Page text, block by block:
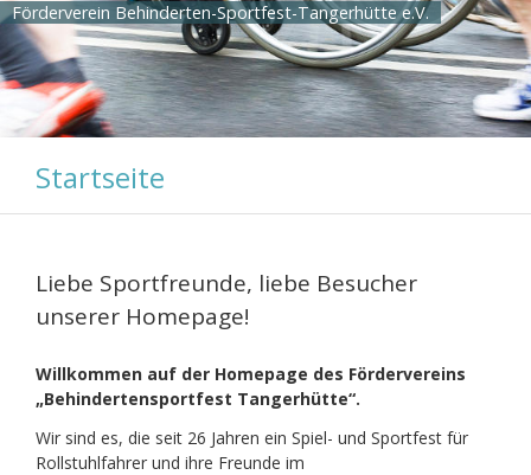
Förderverein Behinderten-Sportfest-Tangerhütte e.V.
Startseite
Liebe Sportfreunde, liebe Besucher
unserer Homepage!
Willkommen auf der Homepage des Fördervereins
„Behindertensportfest Tangerhütte“.
Wir sind es, die seit 26 Jahren ein Spiel- und Sportfest für
Rollstuhlfahrer und ihre Freunde im